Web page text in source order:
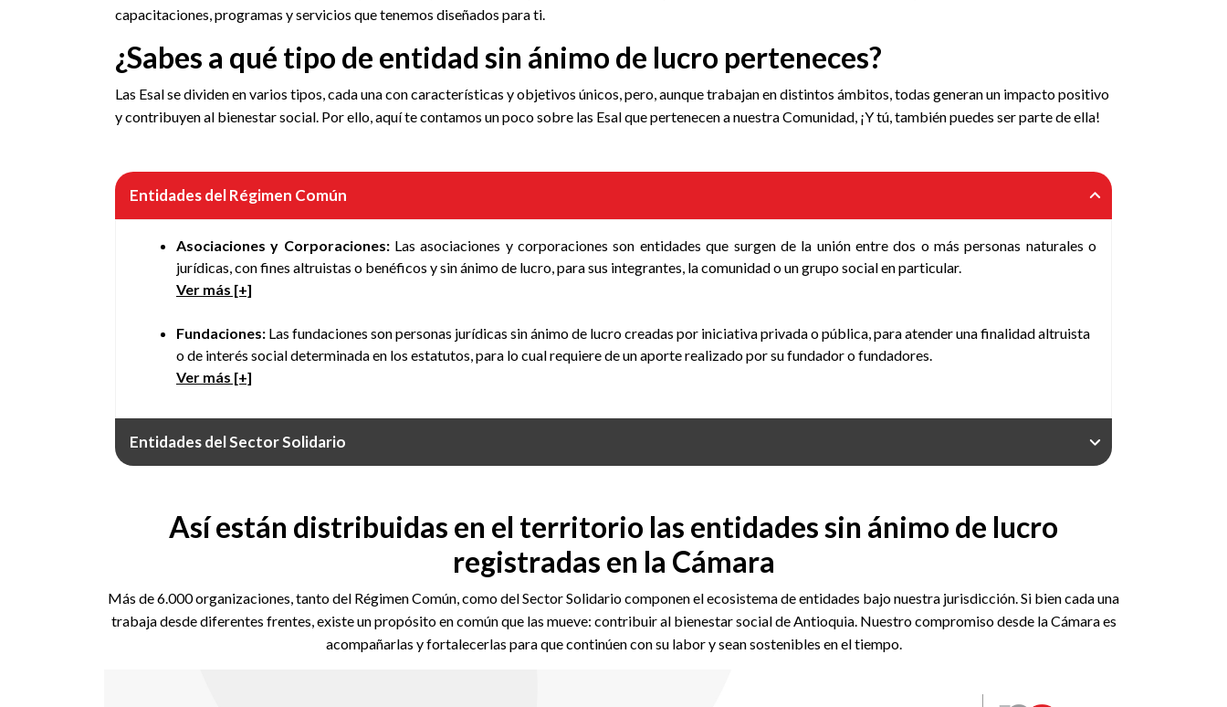
capacitaciones, programas y servicios que tenemos diseñados para ti.
¿Sabes a qué tipo de entidad sin ánimo de lucro perteneces?
Las Esal se dividen en varios tipos, cada una con características y objetivos únicos, pero, aunque trabajan en distintos ámbitos, todas generan un impacto positivo
y contribuyen al bienestar social. Por ello, aquí te contamos un poco sobre las Esal que pertenecen a nuestra Comunidad, ¡Y tú, también puedes ser parte de ella!
Entidades del Régimen Común
Asociaciones y Corporaciones:Las asociaciones y corporaciones son entidades que surgen de la unión entre dos o más personas naturales o
jurídicas, con fi­nes altruistas o benéfi­cos y sin ánimo de lucro, para sus integrantes, la comunidad o un grupo social en particular.
Ver más [+]
Fundaciones: Las fundaciones son personas jurídicas sin ánimo de lucro creadas por iniciativa privada o pública, para atender una fi­nalidad altruista
o de interés social determinada en los estatutos, para lo cual requiere de un aporte realizado por su fundador o fundadores.
Ver más [+]
Entidades del Sector Solidario
Así están distribuidas en el territorio las entidades sin ánimo de lucro
registradas en la Cámara
Más de 6.000 organizaciones, tanto del Régimen Común, como del Sector Solidario componen el ecosistema de entidades bajo nuestra jurisdicción. Si bien cada una
trabaja desde diferentes frentes, existe un propósito en común que las mueve: contribuir al bienestar social de Antioquia. Nuestro compromiso desde la Cámara es
acompañarlas y fortalecerlas para que continúen con su labor y sean sostenibles en el tiempo.